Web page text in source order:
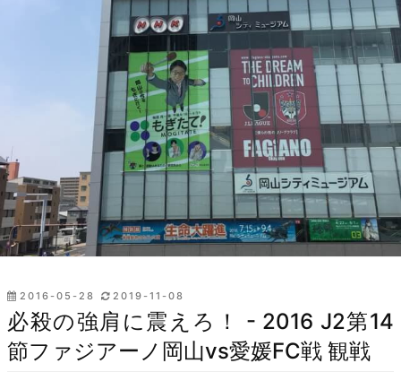
投
稿
日:
2016-05-28 2019-11-08
必殺の強肩に震えろ！ - 2016 J2第14
節ファジアーノ岡山vs愛媛FC戦 観戦